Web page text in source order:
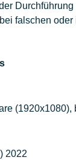
falschen
2022